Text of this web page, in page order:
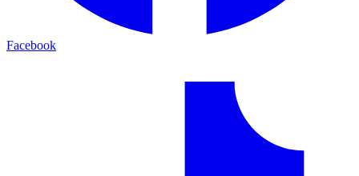
Facebook